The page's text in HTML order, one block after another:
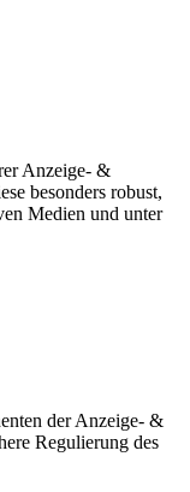
Anzeige- &
besonders robust,
Medien und unter
der Anzeige- &
Regulierung des